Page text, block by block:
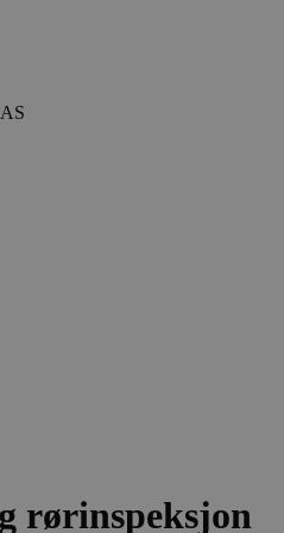
rørinspeksjon